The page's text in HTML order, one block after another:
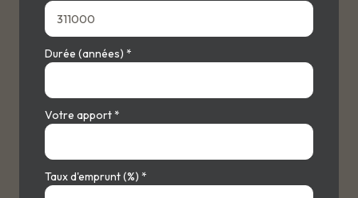
Durée (années) *
Votre apport *
Taux d'emprunt (%) *